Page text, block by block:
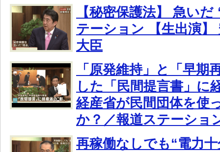
【秘密保護法】 急い
テーション 【生出演】
大臣
「原発維持」と「早期
した「民間提言書」に
経産省が民間団体を使
か？／報道ステーショ
再稼働なしでも“電力